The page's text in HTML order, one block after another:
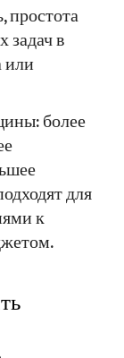
простота
задач в
или
более
для
к